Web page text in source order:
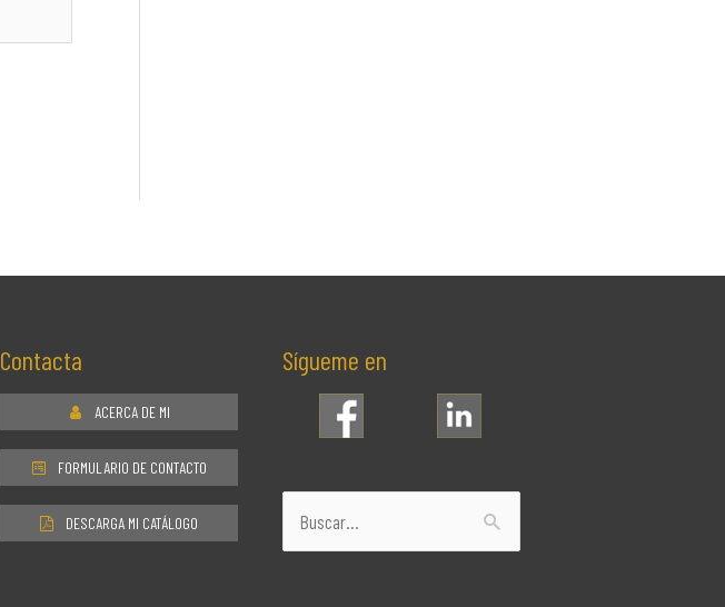
Contacta
ACERCA DE MI
FORMULARIO DE CONTACTO
DESCARGA MI CATÁLOGO
Sígueme en
Buscar
por: